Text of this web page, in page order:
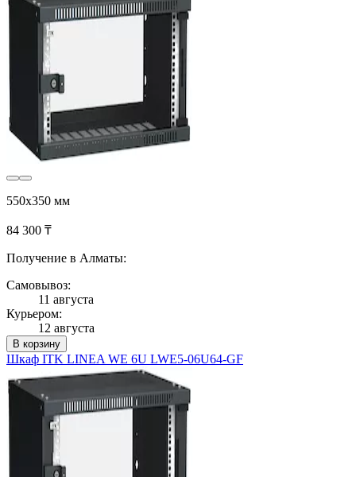
550x350 мм
84 300 ₸
Получение в Алматы:
Самовывоз:
11 августа
Курьером:
12 августа
В корзину
Шкаф ITK LINEA WE 6U LWE5-06U64-GF